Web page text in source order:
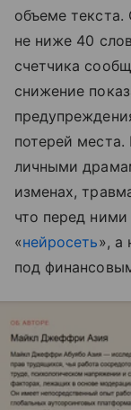
объеме текста.
не ниже 40
счетчика
снижение
потерей
личными
изменах,
что перед ними
«нейросеть», а
под